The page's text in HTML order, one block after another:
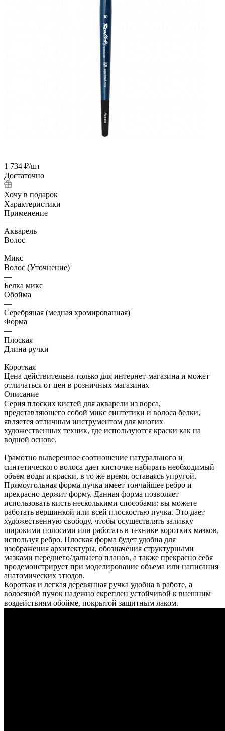
1 734 ₽/шт
Достаточно
Хочу в подарок
Характеристики
Применение
—
Акварель
Волос
—
Микс
Волос (Уточнение)
—
Белка микс
Обойма
—
Cеребряная (медная хромированная)
Форма
—
Плоская
Длина ручки
—
Короткая
Цена действительна только для интернет-магазина и может
отличаться от цен в розничных магазинах
Описание
Серия плоских кистей для акварели из ворса,
представляющего собой микс синтетики и волоса белки,
является отличным инструментом для многих
художественных техник, где используются краски как на
водной основе.
Грамотно выверенное соотношение натурального и
синтетического волоса дает кисточке набирать необходимый
объем воды и краски, в то же время, оставаясь упругой.
Прямоугольная форма пучка имеет тончайшее ребро и
прекрасно держит форму. Данная форма позволяет
использовать кисть несколькими способами: вы можете
работать вершинкой или всей плоскостью пучка. Это дает
художественную свободу, чтобы осуществлять заливку
широкими полосами или работать в технике коротких мазков,
используя ребро. Плоская форма будет удобна для
изображения архитектуры, обозначения структурными
мазками переднего/дальнего планов, а также прекрасно себя
продемонстрирует при моделирование объема или написания
анатомических этюдов.
Короткая и легкая деревянная ручка удобна в работе, а
волосяной пучок надежно скреплен устойчивой к внешним
воздействиям обойме, покрытой защитным лаком.